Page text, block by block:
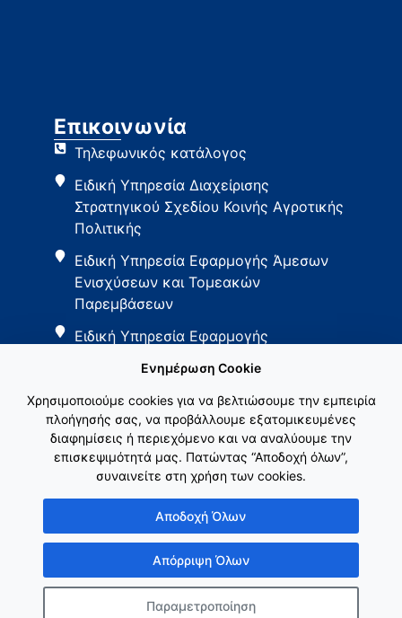
Επικοινωνία
Τηλεφωνικός κατάλογος
Ειδική Υπηρεσία Διαχείρισης
Στρατηγικού Σχεδίου Κοινής Αγροτικής
Πολιτικής
Ειδική Υπηρεσία Εφαρμογής Άμεσων
Ενισχύσεων και Τομεακών
Παρεμβάσεων
Ειδική Υπηρεσία Εφαρμογής
Εθνικό Δίκτυο ΚΑΠ
Copyright © Γενική Γραμματεία Ενωσιακών Πόρων & Υποδομών
Ενημέρωση Cookie
Χρησιμοποιούμε cookies για να βελτιώσουμε την εμπειρία
πλοήγησής σας, να προβάλλουμε εξατομικευμένες
διαφημίσεις ή περιεχόμενο και να αναλύουμε την
επισκεψιμότητά μας. Πατώντας “Αποδοχή όλων”,
συναινείτε στη χρήση των cookies.
Αποδοχή Όλων
Απόρριψη Όλων
Παραμετροποίηση